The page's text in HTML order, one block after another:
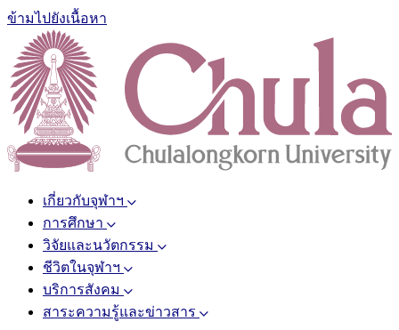
ข้ามไปยังเนื้อหา
เกี่ยวกับจุฬาฯ
การศึกษา
วิจัยและนวัตกรรม
ชีวิตในจุฬาฯ
บริการสังคม
สาระความรู้และข่าวสาร